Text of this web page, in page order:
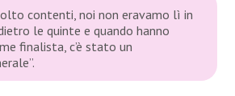
contenti, noi non eravamo lì in
le quinte e quando hanno
finalista, c’è stato un